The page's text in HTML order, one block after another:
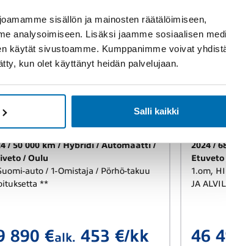
sisällön ja mainosten räätälöimiseen,
analysoimiseen. Lisäksi jaamme sosiaalisen
käytät sivustoamme. Kumppanimme voivat
kun olet käyttänyt heidän palvelujaan.
Salli kaikki
X-Trail
N-Connecta 5ST ProPilot
50 000 km Hybridi
Automaatti
Oulu
auto / 1-Omistaja / Pörhö-takuu
**
890 €alk. 453 €/kk
2024
Etuveto
1.om,
JA
46